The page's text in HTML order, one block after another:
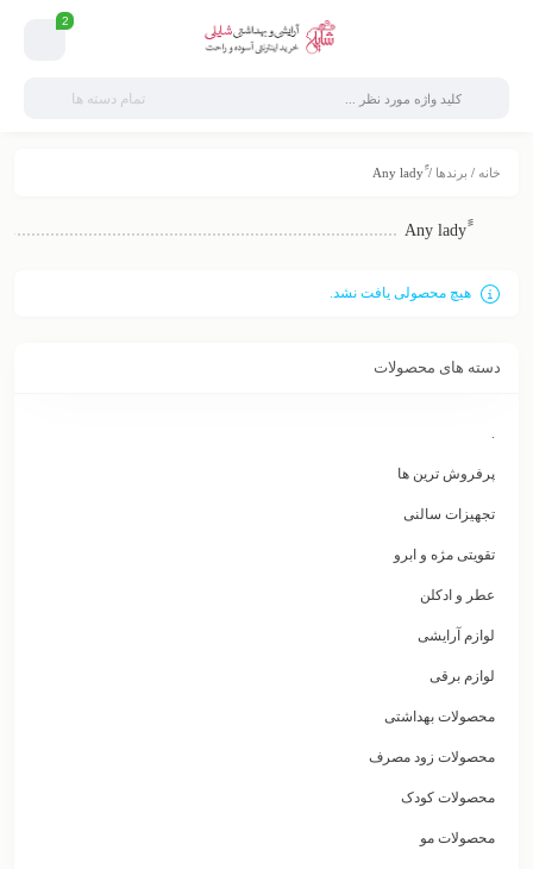
2
تمام دسته ها
خانه / برندها / َََAny lady
هیچ محصولی یافت نشد.
دسته های محصولات
.
پرفروش ترین ها
تجهیزات سالنی
تقویتی مژه و ابرو
عطر و ادکلن
لوازم آرایشی
لوازم برقی
محصولات بهداشتی
محصولات زود مصرف
محصولات کودک
محصولات مو